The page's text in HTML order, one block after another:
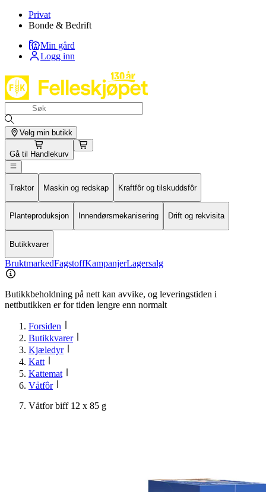
Privat
Bonde & Bedrift
Min gård
Logg inn
Velg min butikk
Gå til Handlekurv
Traktor Maskin og redskap Kraftfôr og tilskuddsfôr
Planteproduksjon Innendørsmekanisering Drift og rekvisita
Butikkvarer
BruktmarkedFagstoffKampanjerLagersalg
Butikkbeholdning på nett kan avvike, og leveringstiden i
nettbutikken er for tiden lengre enn normalt
Forsiden
Butikkvarer
Kjæledyr
Katt
Kattemat
Våtfôr
Våtfor biff 12 x 85 g